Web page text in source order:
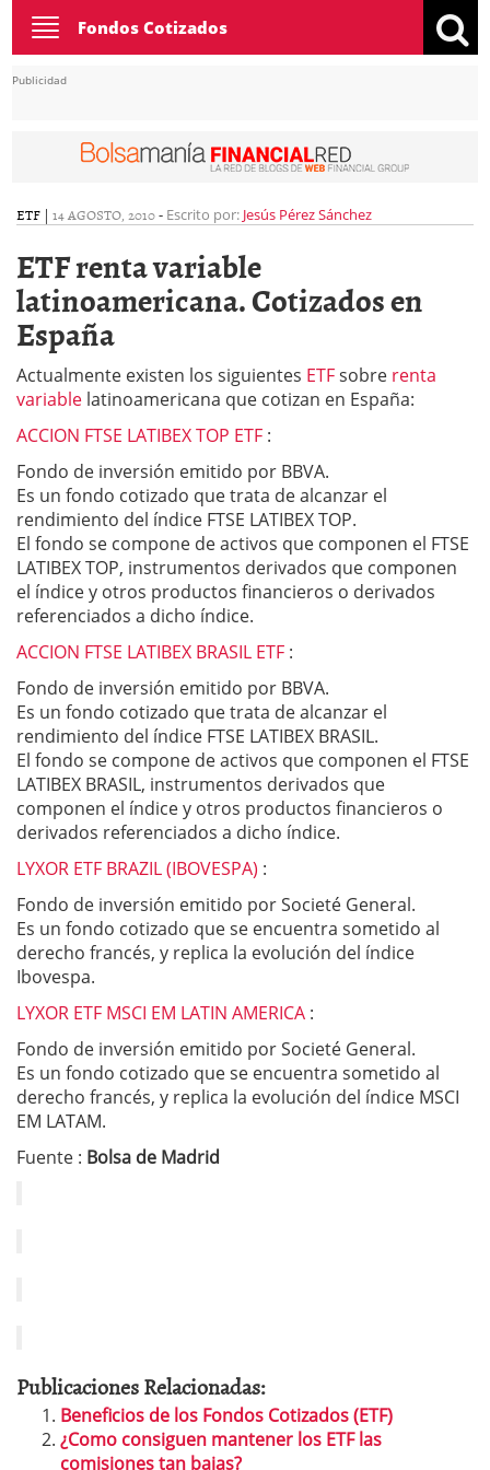
Toggle
navigation
Fondos Cotizados
Publicidad
ETF | 14 AGOSTO, 2010- Escrito por: Jesús Pérez Sánchez
ETF renta variable
latinoamericana. Cotizados en
España
Actualmente existen los siguientes ETFsobre renta
variable latinoamericana que cotizan en España:
ACCION FTSE LATIBEX TOP ETF :
Fondo de inversión emitido por BBVA.
Es un fondo cotizado que trata de alcanzar el
rendimiento del índice FTSE LATIBEX TOP.
El fondo se compone de activos que componen el FTSE
LATIBEX TOP, instrumentos derivados que componen
el índice y otros productos financieros o derivados
referenciados a dicho índice.
ACCION FTSE LATIBEX BRASIL ETF :
Fondo de inversión emitido por BBVA.
Es un fondo cotizado que trata de alcanzar el
rendimiento del índice FTSE LATIBEX BRASIL.
El fondo se compone de activos que componen el FTSE
LATIBEX BRASIL, instrumentos derivados que
componen el índice y otros productos financieros o
derivados referenciados a dicho índice.
LYXOR ETF BRAZIL (IBOVESPA) :
Fondo de inversión emitido por Societé General.
Es un fondo cotizado que se encuentra sometido al
derecho francés, y replica la evolución del índice
Ibovespa.
LYXOR ETF MSCI EM LATIN AMERICA :
Fondo de inversión emitido por Societé General.
Es un fondo cotizado que se encuentra sometido al
derecho francés, y replica la evolución del índice MSCI
EM LATAM.
Fuente : Bolsa de Madrid
Publicaciones Relacionadas:
Beneficios de los Fondos Cotizados (ETF)
¿Como consiguen mantener los ETF las
comisiones tan bajas?